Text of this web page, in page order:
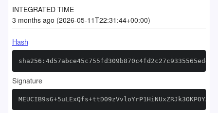
INTEGRATED TIME
3 months ago (2026-05-11T22:31:44+00:00)
Hash
Signature